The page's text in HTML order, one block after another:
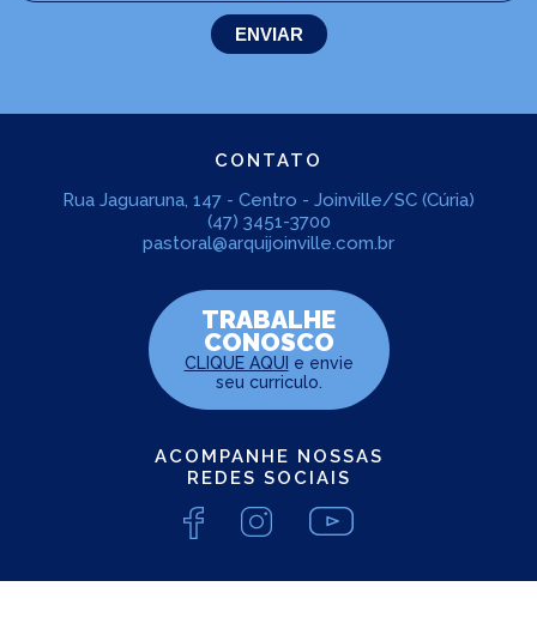
CONTATO
Rua Jaguaruna, 147 - Centro - Joinville/SC (Cúria)
(47) 3451-3700
pastoral@arquijoinville.com.br
TRABALHE
CONOSCO
CLIQUE AQUI e envie
seu curriculo.
ACOMPANHE NOSSAS
REDES SOCIAIS